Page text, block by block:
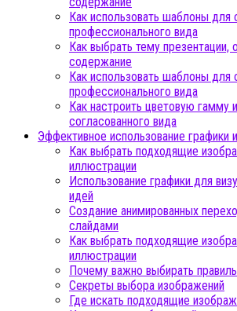
Как использовать шаблоны для
профессионального вида
Как выбрать тему
содержание
Как использовать шаблоны для
профессионального вида
Как настроить цветовую
согласованного вида
Эффективное использование графики
Как выбрать подходящие
иллюстрации
Использование графики для
идей
Создание анимированных
слайдами
Как выбрать подходящие
иллюстрации
Почему важно выбирать
Секреты выбора изображений
Где искать подходящие